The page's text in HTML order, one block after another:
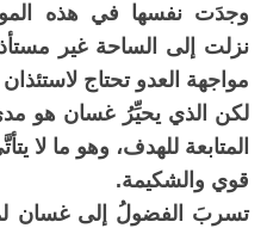
وجدَت نفسها في هذه
نزلت إلى الساحة غير
مواجهة العدو تحتاج
لكن الذي يحيِّرُ غسان هو
المتابعة للهدف، وهو ما
قوي والشكيمة.
تسربَ الفضولُ إلى غسان